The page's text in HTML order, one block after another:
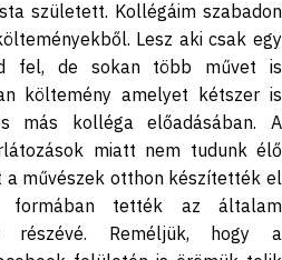
született. Kollégáim szabadon
Lesz aki csak egy
fel, de sokan több művet is
költemény amelyet kétszer is
más kolléga előadásában. A
miatt nem tudunk élő
a művészek otthon készítették el
formában tették az általam
részévé. Reméljük, hogy a